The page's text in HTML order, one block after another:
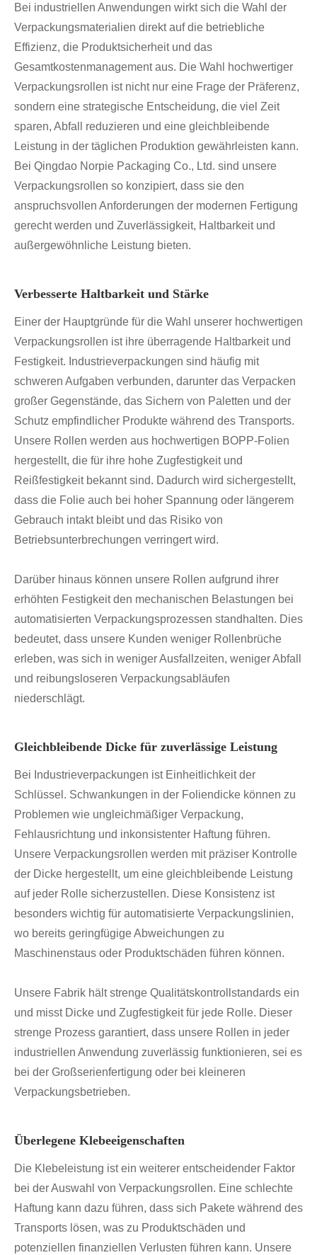
Bei industriellen Anwendungen wirkt sich die Wahl der
Verpackungsmaterialien direkt auf die betriebliche
Effizienz, die Produktsicherheit und das
Gesamtkostenmanagement aus. Die Wahl hochwertiger
Verpackungsrollen ist nicht nur eine Frage der Präferenz,
sondern eine strategische Entscheidung, die viel Zeit
sparen, Abfall reduzieren und eine gleichbleibende
Leistung in der täglichen Produktion gewährleisten kann.
Bei Qingdao Norpie Packaging Co., Ltd. sind unsere
Verpackungsrollen so konzipiert, dass sie den
anspruchsvollen Anforderungen der modernen Fertigung
gerecht werden und Zuverlässigkeit, Haltbarkeit und
außergewöhnliche Leistung bieten.
Verbesserte Haltbarkeit und Stärke
Einer der Hauptgründe für die Wahl unserer hochwertigen
Verpackungsrollen ist ihre überragende Haltbarkeit und
Festigkeit. Industrieverpackungen sind häufig mit
schweren Aufgaben verbunden, darunter das Verpacken
großer Gegenstände, das Sichern von Paletten und der
Schutz empfindlicher Produkte während des Transports.
Unsere Rollen werden aus hochwertigen BOPP-Folien
hergestellt, die für ihre hohe Zugfestigkeit und
Reißfestigkeit bekannt sind. Dadurch wird sichergestellt,
dass die Folie auch bei hoher Spannung oder längerem
Gebrauch intakt bleibt und das Risiko von
Betriebsunterbrechungen verringert wird.
Darüber hinaus können unsere Rollen aufgrund ihrer
erhöhten Festigkeit den mechanischen Belastungen bei
automatisierten Verpackungsprozessen standhalten. Dies
bedeutet, dass unsere Kunden weniger Rollenbrüche
erleben, was sich in weniger Ausfallzeiten, weniger Abfall
und reibungsloseren Verpackungsabläufen
niederschlägt.
Gleichbleibende Dicke für zuverlässige Leistung
Bei Industrieverpackungen ist Einheitlichkeit der
Schlüssel. Schwankungen in der Foliendicke können zu
Problemen wie ungleichmäßiger Verpackung,
Fehlausrichtung und inkonsistenter Haftung führen.
Unsere Verpackungsrollen werden mit präziser Kontrolle
der Dicke hergestellt, um eine gleichbleibende Leistung
auf jeder Rolle sicherzustellen. Diese Konsistenz ist
besonders wichtig für automatisierte Verpackungslinien,
wo bereits geringfügige Abweichungen zu
Maschinenstaus oder Produktschäden führen können.
Unsere Fabrik hält strenge Qualitätskontrollstandards ein
und misst Dicke und Zugfestigkeit für jede Rolle. Dieser
strenge Prozess garantiert, dass unsere Rollen in jeder
industriellen Anwendung zuverlässig funktionieren, sei es
bei der Großserienfertigung oder bei kleineren
Verpackungsbetrieben.
Überlegene Klebeeigenschaften
Die Klebeleistung ist ein weiterer entscheidender Faktor
bei der Auswahl von Verpackungsrollen. Eine schlechte
Haftung kann dazu führen, dass sich Pakete während des
Transports lösen, was zu Produktschäden und
potenziellen finanziellen Verlusten führen kann. Unsere